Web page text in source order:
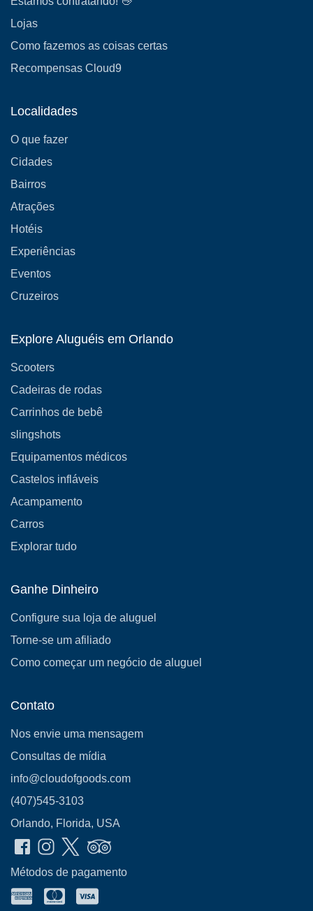
Lojas
Como fazemos as coisas certas
Recompensas Cloud9
Localidades
O que fazer
Cidades
Bairros
Atrações
Hotéis
Experiências
Eventos
Cruzeiros
Explore Aluguéis em Orlando
Scooters
Cadeiras de rodas
Carrinhos de bebê
slingshots
Equipamentos médicos
Castelos infláveis
Acampamento
Carros
Explorar tudo
Ganhe Dinheiro
Configure sua loja de aluguel
Torne-se um afiliado
Como começar um negócio de aluguel
Contato
Nos envie uma mensagem
Consultas de mídia
info@cloudofgoods.com
(407)545-3103
Orlando, Florida, USA
Métodos de pagamento